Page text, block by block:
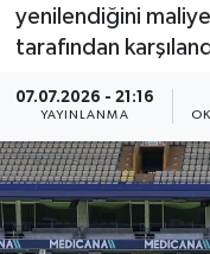
yenilendiğini
tarafından
07.07.2026 - 21:16
YAYINLANMA
KÜLTÜR
SAĞLIK
BİLİM VE
OTOMOBİL
Haber Arşivi